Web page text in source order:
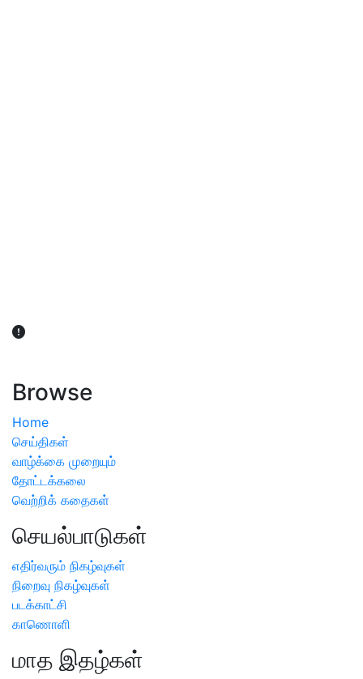
Browse
Home
செய்திகள்
வாழ்க்கை முறையும்
தோட்டக்கலை
வெற்றிக் கதைகள்
செயல்பாடுகள்
எதிர்வரும் நிகழ்வுகள்
நிறைவு நிகழ்வுகள்
படக்காட்சி
காணொளி
மாத இதழ்கள்